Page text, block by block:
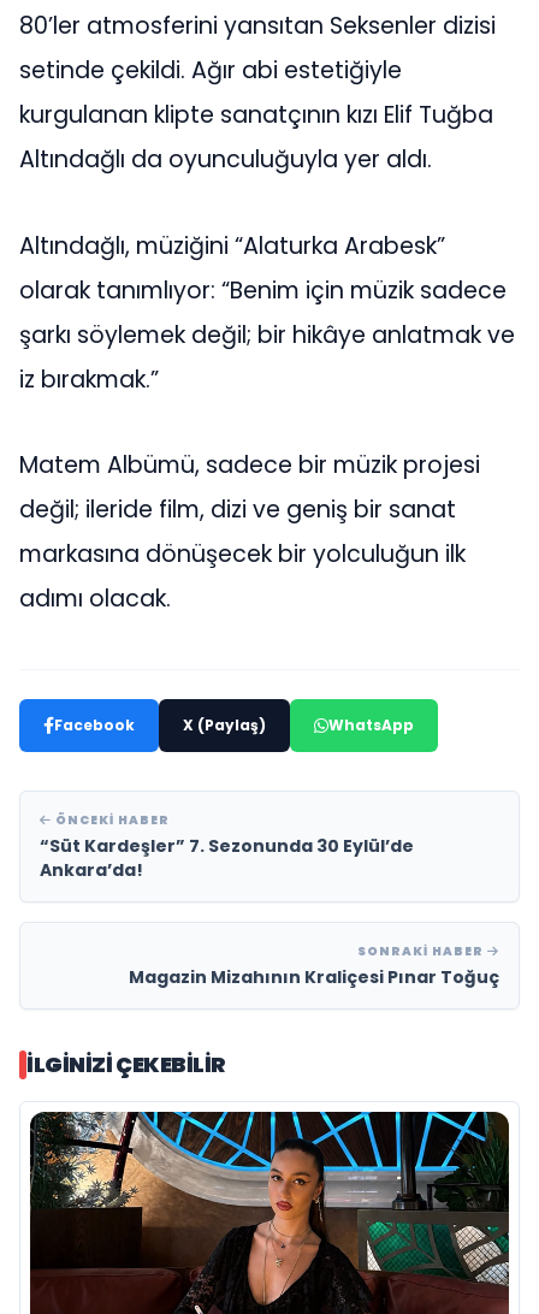
80’ler atmosferini yansıtan Seksenler dizisi
setinde çekildi. Ağır abi estetiğiyle
kurgulanan klipte sanatçının kızı Elif Tuğba
Altındağlı da oyunculuğuyla yer aldı.
Altındağlı, müziğini “Alaturka Arabesk”
olarak tanımlıyor: “Benim için müzik sadece
şarkı söylemek değil; bir hikâye anlatmak ve
iz bırakmak.”
Matem Albümü, sadece bir müzik projesi
değil; ileride film, dizi ve geniş bir sanat
markasına dönüşecek bir yolculuğun ilk
adımı olacak.
Facebook X (Paylaş) WhatsApp
ÖNCEKI HABER
“Süt Kardeşler” 7. Sezonunda 30 Eylül’de
Ankara’da!
SONRAKI HABER
Magazin Mizahının Kraliçesi Pınar Toğuç
İLGINIZI ÇEKEBILIR